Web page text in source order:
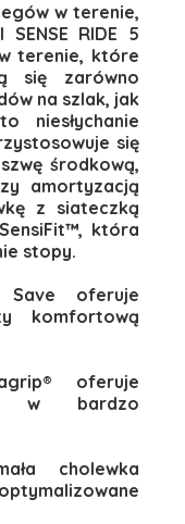
w terenie,
RIDE 5
terenie, które
się zarówno
na szlak, jak
niesłychanie
się
środkową,
amortyzacją
z siateczką
która
stopy.
Save oferuje
komfortową
oferuje
w bardzo
cholewka